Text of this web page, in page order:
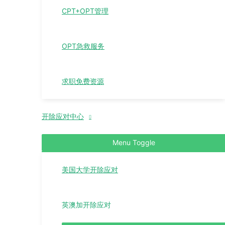
CPT+OPT管理
OPT急救服务
求职免费资源
开除应对中心
Menu Toggle
美国大学开除应对
英澳加开除应对